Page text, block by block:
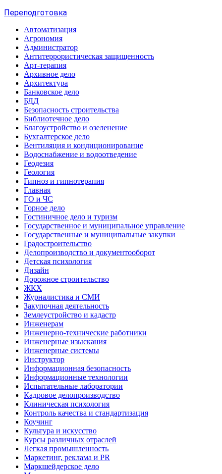
Переподготовка
Автоматизация
Агрономия
Администратор
Антитеррористическая защищенность
Арт-терапия
Архивное дело
Архитектура
Банковское дело
БДД
Безопасность строительства
Библиотечное дело
Благоустройство и озеленение
Бухгалтерское дело
Вентиляция и кондиционирование
Водоснабжение и водоотведение
Геодезия
Геология
Гипноз и гипнотерапия
Главная
ГО и ЧС
Горное дело
Гостиничное дело и туризм
Государственное и муниципальное управление
Государственные и муниципальные закупки
Градостроительство
Делопроизводство и документооборот
Детская психология
Дизайн
Дорожное строительство
ЖКХ
Журналистика и СМИ
Закупочная деятельность
Землеустройство и кадастр
Инженерам
Инженерно-технические работники
Инженерные изыскания
Инженерные системы
Инструктор
Информационная безопасность
Информационные технологии
Испытательные лаборатории
Кадровое делопроизводство
Клиническая психология
Контроль качества и стандартизация
Коучинг
Культура и искусство
Курсы различных отраслей
Легкая промышленность
Маркетинг, реклама и PR
Маркшейдерское дело